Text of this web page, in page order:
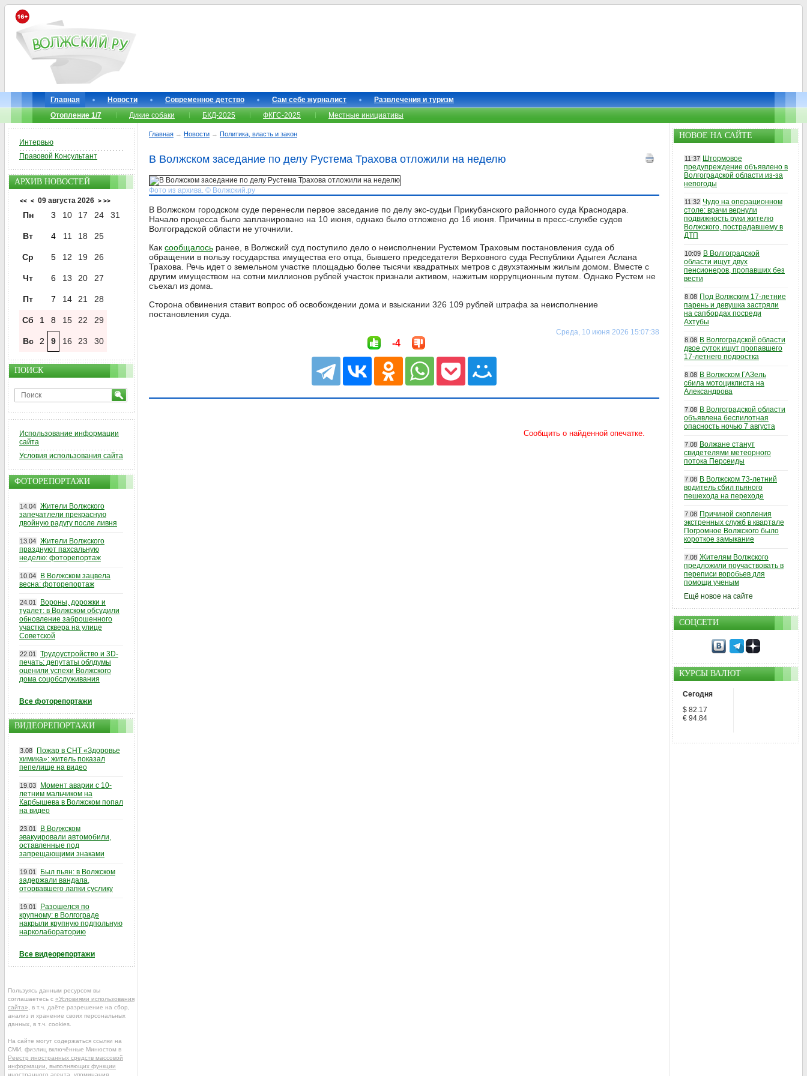
Главная Новости Современное детство Сам себе журналист
Развлечения и туризм
Отопление 1/7
Дикие собаки БКД-2025 ФКГС-2025 Местные инициативы
Главная → Новости → Политика, власть и закон
В Волжском заседание по делу Рустема Трахова отложили на неделю
Фото из архива. © Волжский.ру
В Волжском городском суде перенесли первое заседание по делу экс-судьи Прикубанского районного суда Краснодара.
Начало процесса было запланировано на 10 июня, однако было отложено до 16 июня. Причины в пресс-службе судов
Волгоградской области не уточнили.
Как сообщалось ранее, в Волжский суд поступило дело о неисполнении Рустемом Траховым постановления суда об
обращении в пользу государства имущества его отца, бывшего председателя Верховного суда Республики Адыгея Аслана
Трахова. Речь идет о земельном участке площадью более тысячи квадратных метров с двухэтажным жилым домом. Вместе с
другим имуществом на сотни миллионов рублей участок признали активом, нажитым коррупционным путем. Однако Рустем не
съехал из дома.
Сторона обвинения ставит вопрос об освобождении дома и взыскании 326 109 рублей штрафа за неисполнение
постановления суда.
Среда, 10 июня 2026 15:07:38
-4
Интервью
Правовой Консультант
АРХИВ НОВОСТЕЙ
<< < 09 августа 2026 > >>
Пн 3 10 17 24 31
Вт 4 11 18 25
Ср 5 12 19 26
Чт 6 13 20 27
Пт 7 14 21 28
Сб 1 8 15 22 29
Вс 2 9 16 23 30
ПОИСК
Использование информации
сайта
Условия использования сайта
ФОТОРЕПОРТАЖИ
14.04 Жители Волжского
запечатлели прекрасную
двойную радугу после ливня
13.04 Жители Волжского
празднуют пахсальную
неделю: фоторепортаж
10.04
В Волжском зацвела
весна: фоторепортаж
24.01
Вороны, дорожки и
туалет: в Волжском обсудили
обновление заброшенного
участка сквера на улице
Советской
22.01
Трудоустройство и 3D-
печать: депутаты облдумы
оценили успехи Волжского
дома соцобслуживания
Все фоторепортажи
ВИДЕОРЕПОРТАЖИ
3.08
Пожар в СНТ «Здоровье
химика»: житель показал
пепелище на видео
19.03
Момент аварии с 10-
летним мальчиком на
Карбышева в Волжском попал
на видео
23.01
В Волжском
эвакуировали автомобили,
оставленные под
запрещающими знаками
19.01
Был пьян: в Волжском
задержали вандала,
оторвавшего лапки суслику
19.01
Разошелся по
крупному: в Волгограде
накрыли крупную подпольную
нарколабораторию
Все видеорепортажи
Пользуясь данным ресурсом вы
соглашаетесь с «Условиями использования
сайта» , в т.ч. даёте разрешение на сбор,
анализ и хранение своих персональных
данных, в т.ч. cookies.
На сайте могут содержаться ссылки на
СМИ, физлиц включённые Минюстом в
Реестр иностранных средств массовой
информации, выполняющих функции
иностранного агента , упоминания
НОВОЕ НА САЙТЕ
11:37 Штормовое
предупреждение объявлено в
Волгоградской области из-за
непогоды
11:32 Чудо на операционном
столе: врачи вернули
подвижность руки жителю
Волжского, пострадавшему в
ДТП
10:09 В Волгоградской
области ищут двух
пенсионеров, пропавших без
вести
8.08 Под Волжским 17-летние
парень и девушка застряли
на сапбордах посреди
Ахтубы
8.08 В Волгоградской области
двое суток ищут пропавшего
17-летнего подростка
8.08 В Волжском ГАЗель
сбила мотоциклиста на
Александрова
7.08 В Волгоградской области
объявлена беспилотная
опасность ночью 7 августа
7.08 Волжане станут
свидетелями метеорного
потока Персеиды
7.08 В Волжском 73-летний
водитель сбил пьяного
пешехода на переходе
7.08 Причиной скопления
экстренных служб в квартале
Погромное Волжского было
короткое замыкание
7.08 Жителям Волжского
предложили поучаствовать в
переписи воробьев для
помощи ученым
Ещё новое на сайте
СОЦСЕТИ
КУРСЫ ВАЛЮТ
Сегодня
$ 82.17
€ 94.84